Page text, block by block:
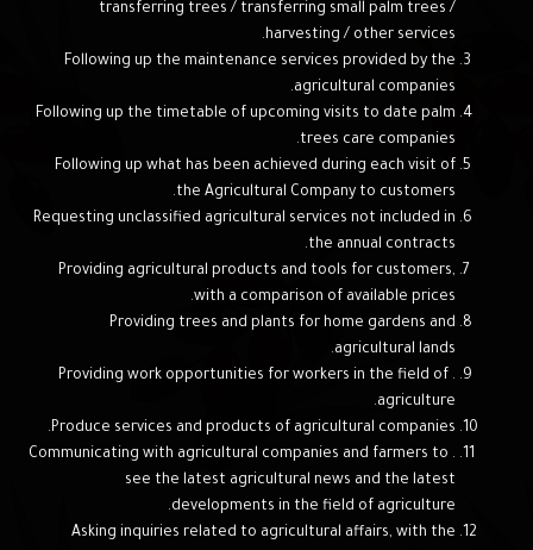
transferring trees / transferring small palm trees /
harvesting / other services.
Following up the maintenance services provided by the
agricultural companies.
Following up the timetable of upcoming visits to date palm
trees care companies.
Following up what has been achieved during each visit of
the Agricultural Company to customers.
Requesting unclassified agricultural services not included in
the annual contracts.
Providing agricultural products and tools for customers,
with a comparison of available prices.
Providing trees and plants for home gardens and
agricultural lands.
. Providing work opportunities for workers in the field of
agriculture.
Produce services and products of agricultural companies.
. Communicating with agricultural companies and farmers to
see the latest agricultural news and the latest
developments in the field of agriculture.
Asking inquiries related to agricultural affairs, with the